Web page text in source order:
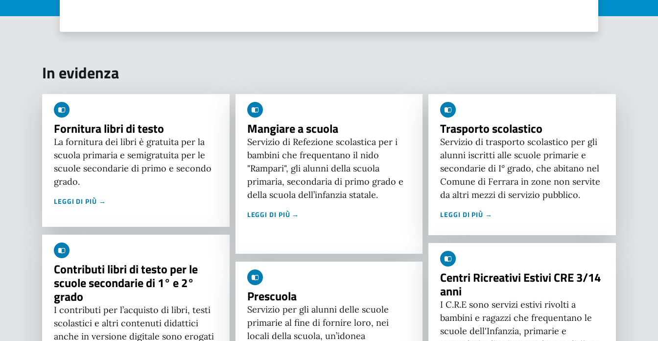
In evidenza
Fornitura libri di testo
La fornitura dei libri è gratuita per la
scuola primaria e semigratuita per le
scuole secondarie di primo e secondo
grado.
LEGGI DI PIÙ →
Contributi libri di testo per le
scuole secondarie di 1° e 2°
grado
I contributi per l’acquisto di libri, testi
scolastici e altri contenuti didattici
anche in versione digitale sono erogati
Mangiare a scuola
Servizio di Refezione scolastica per i
bambini che frequentano il nido
"Rampari", gli alunni della scuola
primaria, secondaria di primo grado e
della scuola dell’infanzia statale.
LEGGI DI PIÙ →
Prescuola
Servizio per gli alunni delle scuole
primarie al fine di fornire loro, nei
locali della scuola, un’idonea
Trasporto scolastico
Servizio di trasporto scolastico per gli
alunni iscritti alle scuole primarie e
secondarie di I° grado, che abitano nel
Comune di Ferrara in zone non servite
da altri mezzi di servizio pubblico.
LEGGI DI PIÙ →
Centri Ricreativi Estivi CRE 3/14
anni
I C.R.E sono servizi estivi rivolti a
bambini e ragazzi che frequentano le
scuole dell'Infanzia, primarie e